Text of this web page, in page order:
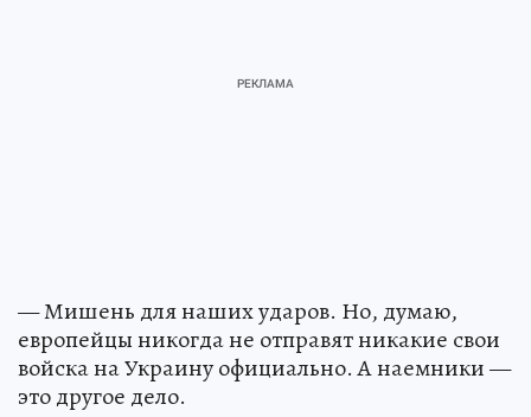
— Мишень для наших ударов. Но, думаю,
европейцы никогда не отправят никакие свои
войска на Украину официально. А наемники —
это другое дело.